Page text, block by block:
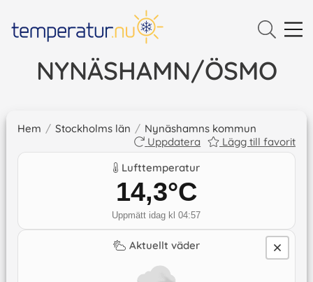
NYNÄSHAMN/ÖSMO
Hem / Stockholms län / Nynäshamns kommun
Uppdatera
Lägg till favorit
Lufttemperatur
14,3°C
Uppmätt idag kl 04:57
Aktuellt väder